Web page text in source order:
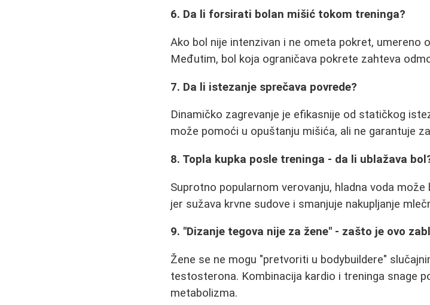
6. Da li forsirati bolan mišić tokom treninga?
Ako bol nije intenzivan i ne ometa pokret, umereno
Međutim, bol koja ograničava pokrete zahteva
7. Da li istezanje sprečava povrede?
Dinamičko zagrevanje je efikasnije od statičkog
može pomoći u opuštanju mišića, ali ne garantuje
8. Topla kupka posle treninga - da li ublažava
Suprotno popularnom verovanju, hladna voda
jer sužava krvne sudove i smanjuje nakupljanje
9. "Dizanje tegova nije za žene" - zašto je ovo
Žene se ne mogu "pretvoriti u bodybuildere"
testosterona. Kombinacija kardio i treninga snage
metabolizma.